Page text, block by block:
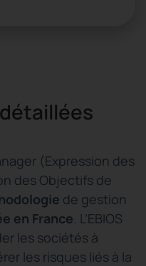
(Expression des
des Objectifs de
de gestion
en France. L’EBIOS
les sociétés à
les risques liés à la